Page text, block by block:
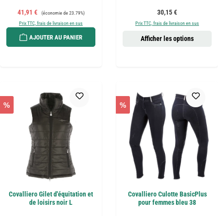
Prix de vente :
41,91 € Prix régulier :
(économie de 23.79%)
Prix TTC, frais de livraison en sus
AJOUTER AU PANIER
Prix régulier :
30,15 €
Prix TTC, frais de livraison en sus
Afficher les options
%
Covalliero Gilet d'équitation et
de loisirs noir L
%
Covalliero Culotte BasicPlus
pour femmes bleu 38